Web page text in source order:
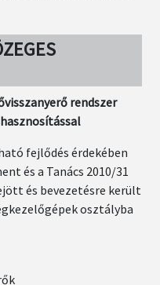
rendszer
fejlődés érdekében
és a Tanács 2010/31
és bevezetésre került
osztályba